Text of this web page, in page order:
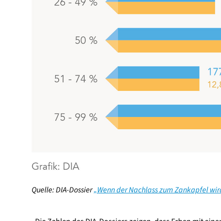
Quelle: DIA-Dossier„Wenn der Nachlass zum Zankapfel